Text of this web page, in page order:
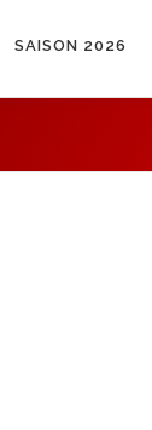
SAISON 2026